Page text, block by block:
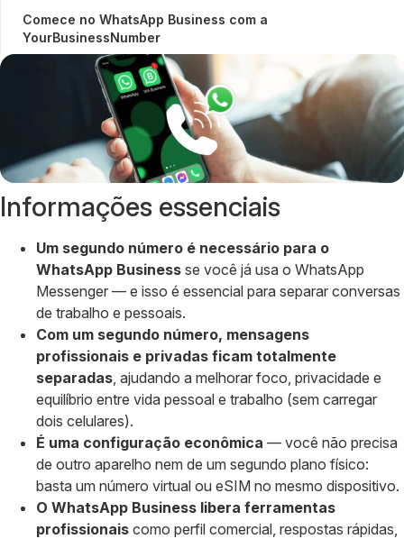
Comece no WhatsApp Business com a
YourBusinessNumber
Informações essenciais
Um segundo número é necessário para o
WhatsApp Business se você já usa o WhatsApp
Messenger — e isso é essencial para separar conversas
de trabalho e pessoais.
Com um segundo número, mensagens
profissionais e privadas ficam totalmente
separadas , ajudando a melhorar foco, privacidade e
equilíbrio entre vida pessoal e trabalho (sem carregar
dois celulares).
É uma configuração econômica — você não precisa
de outro aparelho nem de um segundo plano físico:
basta um número virtual ou eSIM no mesmo dispositivo.
O WhatsApp Business libera ferramentas
profissionais como perfil comercial, respostas rápidas,